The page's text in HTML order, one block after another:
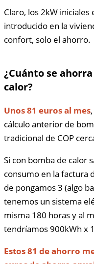
Claro, los 2kW
introducido en la
confort, solo el ahorro.
¿Cuánto se
calor?
Unos 81 euros al mes
cálculo anterior de
tradicional de COP
Si con bomba de calor
consumo en la factura
de pongamos 3 (algo
tenemos un sistema
misma 180 horas y al
tendríamos 900kWh x
Estos 81 de ahorro